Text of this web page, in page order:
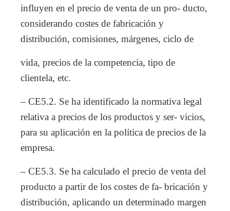
influyen en el precio de venta de un pro- ducto,
considerando costes de fabricación y
distribución, comisiones, márgenes, ciclo de
vida, precios de la competencia, tipo de
clientela, etc.
– CE5.2. Se ha identificado la normativa legal
relativa a precios de los productos y ser- vicios,
para su aplicación en la política de precios de la
empresa.
– CE5.3. Se ha calculado el precio de venta del
producto a partir de los costes de fa- bricación y
distribución, aplicando un determinado margen